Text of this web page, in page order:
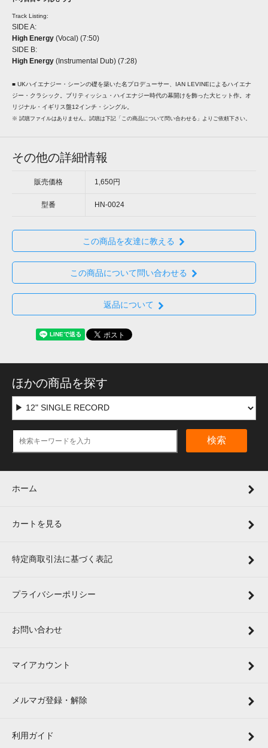
Track Listing:
SIDE A:
High Energy (Vocal) (7:50)
SIDE B:
High Energy (Instrumental Dub) (7:28)
■ UKハイエナジー・シーンの礎を築いた名プロデューサー、IAN LEVINEによるハイエナ
ジー・クラシック。ブリティッシュ・ハイエナジー時代の幕開けを飾った大ヒット作。オ
リジナル・イギリス盤12インチ・シングル。
※ 試聴ファイルはありません。試聴は下記「この商品について問い合わせる」よりご依頼下さい。
その他の詳細情報
販売価格 1,650円
型番 HN-0024
この商品を友達に教える
この商品について問い合わせる
返品について
ほかの商品を探す
検索
ホーム
カートを見る
特定商取引法に基づく表記
プライバシーポリシー
お問い合わせ
マイアカウント
メルマガ登録・解除
利用ガイド